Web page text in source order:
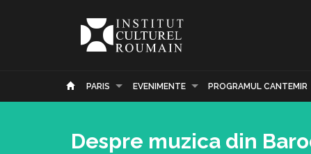
PARIS EVENIMENTE PROGRAMUL CANTEMIR
Despre muzica din